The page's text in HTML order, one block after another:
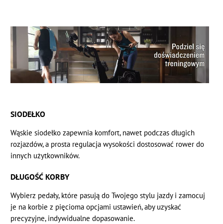
SIODEŁKO
Wąskie siodełko zapewnia komfort, nawet podczas długich
rozjazdów, a prosta regulacja wysokości dostosować rower do
innych użytkowników.
DŁUGOŚĆ KORBY
Wybierz pedały, które pasują do Twojego stylu jazdy i zamocuj
je na korbie z pięcioma opcjami ustawień, aby uzyskać
precyzyjne, indywidualne dopasowanie.